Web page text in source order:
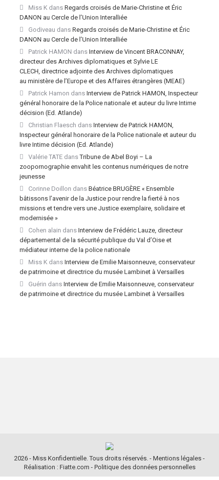
Miss K dans Regards croisés de Marie-Christine et Éric
DANON au Cercle de l’Union Interalliée
Godiveau dans Regards croisés de Marie-Christine et Éric
DANON au Cercle de l’Union Interalliée
Patrick HAMON dans Interview de Vincent BRACONNAY,
directeur des Archives diplomatiques et Sylvie LE
CLECH, directrice adjointe des Archives diplomatiques
au ministère de l’Europe et des Affaires étrangères (MEAE)
Patrick Hamon dans Interview de Patrick HAMON, Inspecteur
général honoraire de la Police nationale et auteur du livre Intime
décision (Ed. Atlande)
Christian Flaesch dans Interview de Patrick HAMON,
Inspecteur général honoraire de la Police nationale et auteur du
livre Intime décision (Ed. Atlande)
Valérie TATE dansTribune de Abel Boyi – La
zoopornographie envahit les contenus numériques de notre
jeunesse
Corinne Doillon dans Béatrice BRUGÈRE « Ensemble
bâtissons l’avenir de la Justice pour rendre la fierté à nos
missions et tendre vers une Justice exemplaire, solidaire et
modernisée »
Cohen alain dans Interview de Frédéric Lauze, directeur
départemental de la sécurité publique du Val d’Oise et
médiateur interne de la police nationale
Miss K dans Interview de Emilie Maisonneuve, conservateur
de patrimoine et directrice du musée Lambinet à Versailles
Guérin dans Interview de Emilie Maisonneuve, conservateur
de patrimoine et directrice du musée Lambinet à Versailles
2026 - Miss Konfidentielle. Tous droits réservés. - Mentions légales -
Réalisation : Fiatte.com - Politique des données personnelles